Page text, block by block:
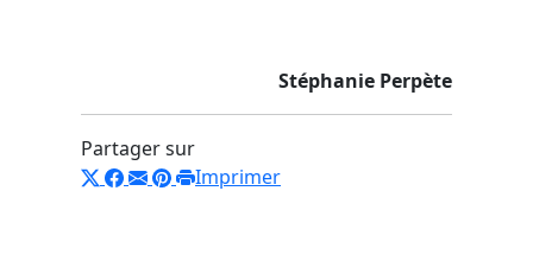
Stéphanie Perpète
Partager sur
Imprimer